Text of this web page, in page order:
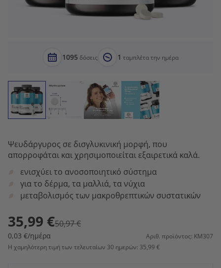
1095 δόσεις 1 ταμπλέτα την ημέρα
Ψευδάργυρος σε δισγλυκινική μορφή, που
απορροφάται και χρησιμοποιείται εξαιρετικά καλά.
ενισχύει το ανοσοποιητικό σύστημα
για το δέρμα, τα μαλλιά, τα νύχια
μεταβολισμός των μακροθρεπτικών συστατικών
35,99 €50,97 €
0,03 €/ημέρα
Αριθ. προϊόντος: KM307
Η χαμηλότερη τιμή των τελευταίων 30 ημερών: 35,99 €